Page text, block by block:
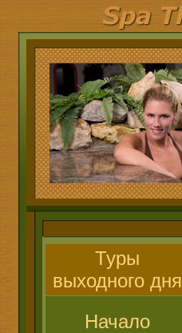
Туры
выходного дня
Начало